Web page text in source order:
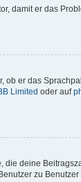
damit er das
ob er das
Limited oder auf
die deine
zu Benutzer